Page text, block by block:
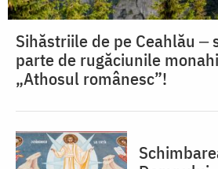
Sihăstriile de pe Ceahlău ‒
parte de rugăciunile
„Athosul românesc”!